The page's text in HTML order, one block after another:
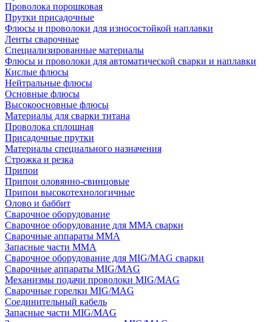
Проволока порошковая
Прутки присадочные
Флюсы и проволоки для износостойкой наплавки
Ленты сварочные
Специализированные материалы
Флюсы и проволоки для автоматической сварки и наплавки
Кислые флюсы
Нейтральные флюсы
Основные флюсы
Высокоосновные флюсы
Материалы для сварки титана
Проволока сплошная
Присадочные прутки
Материалы специального назначения
Строжка и резка
Припои
Припои оловянно-свинцовые
Припои высокотехнологичные
Олово и баббит
Сварочное оборудование
Сварочное оборудование для MMA сварки
Сварочные аппараты MMA
Запасные части MMA
Сварочное оборудование для MIG/MAG сварки
Сварочные аппараты MIG/MAG
Механизмы подачи проволоки MIG/MAG
Сварочные горелки MIG/MAG
Соединительный кабель
Запасные части MIG/MAG